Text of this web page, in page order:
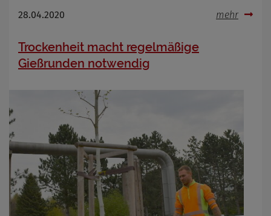
28.04.2020 mehr
Trockenheit macht regelmäßige
Gießrunden notwendig